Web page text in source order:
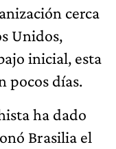
cerca
Unidos,
inicial, esta
pocos días.
ha dado
Brasilia el